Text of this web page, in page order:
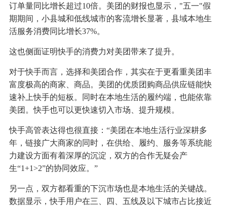
订单量同比增长超过10倍。美团的财报也显示，"五一"假
期期间，小县城和低线城市的客流增长显著，县域本地生
活服务消费同比增长37%。
这也侧面证明快手的消费力对美团带来了提升。
对于快手而言，选择和美团合作，其实在于更看重美团丰
富度极高的商家、商品。美团的优质团购商品供应链能快
速补上快手的短板。同时在本地生活的履约端，也能依靠
美团。快手也可以更快速切入市场、提升规模。
快手高管表达得也很直接：“美团在本地生活行业深耕多
年，链接广大商家的同时，在供给、履约、服务等系统能
力建设方面有着深厚的沉淀，双方的合作无疑会产
生“1+1>2”的协同效应。”
另一点，双方都看重的下沉市场也是本地生活的关键战。
数据显示，快手用户在三、四、五线及以下城市占比接近